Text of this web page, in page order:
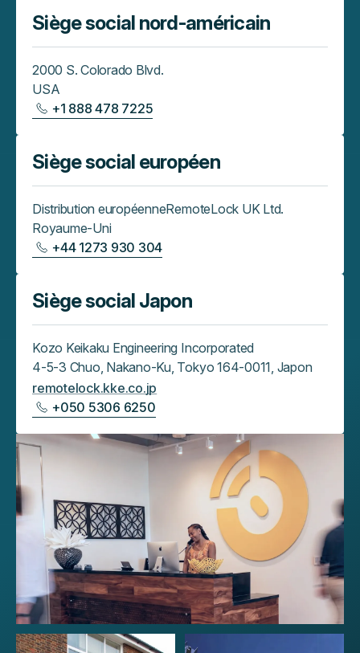
Siège social nord-américain
2000 S. Colorado Blvd.
USA
+1 888 478 7225
Siège social européen
Distribution européenneRemoteLock UK Ltd.
Royaume-Uni
+44 1273 930 304
Siège social Japon
Kozo Keikaku Engineering Incorporated
4-5-3 Chuo, Nakano-Ku, Tokyo 164-0011, Japon
remotelock.kke.co.jp
+050 5306 6250